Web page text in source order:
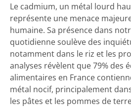
Le cadmium, un métal lourd
représente une menace
humaine. Sa présence dans
quotidienne soulève des
notamment dans le riz et les
analyses révèlent que 79% des
alimentaires en France
métal nocif, principalement
les pâtes et les pommes de